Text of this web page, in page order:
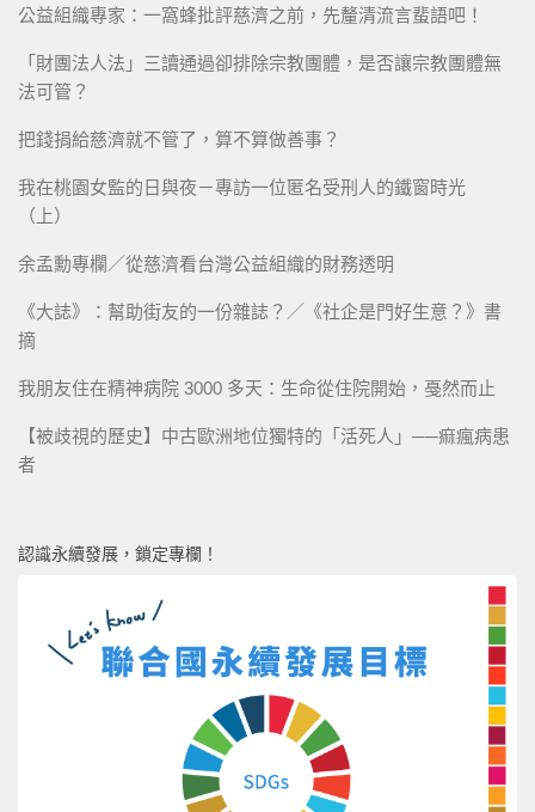
公益組織專家：一窩蜂批評慈濟之前，先釐清流言蜚語吧！
「財團法人法」三讀通過卻排除宗教團體，是否讓宗教團體無
法可管？
把錢捐給慈濟就不管了，算不算做善事？
我在桃園女監的日與夜－專訪一位匿名受刑人的鐵窗時光
（上）
余孟勳專欄／從慈濟看台灣公益組織的財務透明
《大誌》：幫助街友的一份雜誌？／《社企是門好生意？》書
摘
我朋友住在精神病院 3000 多天：生命從住院開始，戞然而止
【被歧視的歷史】中古歐洲地位獨特的「活死人」──痲瘋病患
者
認識永續發展，鎖定專欄！